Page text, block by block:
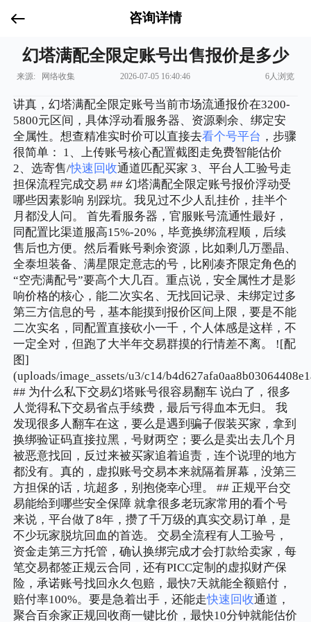
咨询详情
幻塔满配全限定账号出售报价是多少
来源: 网络收集 2026-07-05 16:40:46 6人浏览
讲真，幻塔满配全限定账号当前市场流通报价在3200-
5800元区间，具体浮动看服务器、资源剩余、绑定安
全属性。想查精准实时价可以直接去看个号平台 ，步骤
很简单： 1、上传账号核心配置截图走免费智能估价
2、选寄售/快速回收通道匹配买家 3、平台人工验号走
担保流程完成交易 ## 幻塔满配全限定账号报价浮动受
哪些因素影响 别踩坑。我见过不少人乱挂价，挂半个
月都没人问。 首先看服务器，官服账号流通性最好，
同配置比渠道服高15%-20%，毕竟换绑流程顺，后续
售后也方便。然后看账号剩余资源，比如剩几万墨晶、
全泰坦装备、满星限定意志的号，比刚凑齐限定角色的
“空壳满配号”要高个大几百。重点说，安全属性才是影
响价格的核心，能二次实名、无找回记录、未绑定过多
第三方信息的号，基本能摸到报价区间上限，要是不能
二次实名，同配置直接砍小一千，个人体感是这样，不
一定全对，但跑了大半年交易群摸的行情差不离。 ![配
图]
(uploads/image_assets/u3/c14/
## 为什么私下交易幻塔账号很容易翻车 说白了，很多
人觉得私下交易省点手续费，最后亏得血本无归。 我
发现很多人翻车在这，要么是遇到骗子假装买家，拿到
换绑验证码直接拉黑，号财两空；要么是卖出去几个月
被恶意找回，反过来被买家追着追责，连个说理的地方
都没有。真的，虚拟账号交易本来就隔着屏幕，没第三
方担保的话，坑超多，别抱侥幸心理。 ## 正规平台交
易能给到哪些安全保障 就拿很多老玩家常用的看个号
来说，平台做了8年，攒了千万级的真实交易订单，是
不少玩家脱坑回血的首选。 交易全流程有人工验号，
资金走第三方托管，确认换绑完成才会打款给卖家，每
笔交易都签正规云合同，还有PICC定制的虚拟财产保
险，承诺账号找回永久包赔，最快7天就能全额赔付，
赔付率100%。要是急着出手，还能走快速回收通道，
聚合百余家正规回收商一键比价，最快10分钟就能估价